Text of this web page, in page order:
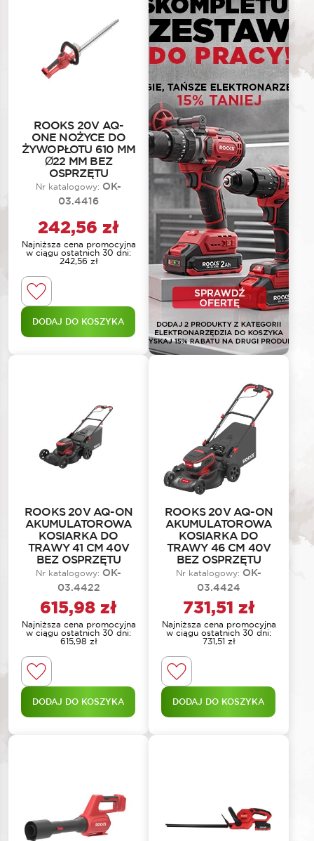
ROOKS 20V AQ-
ONE NOŻYCE DO
ŻYWOPŁOTU 610 MM
Ø22 MM BEZ
OSPRZĘTU
Nr katalogowy: OK-
03.4416
242,56 zł
Najniższa cena promocyjna
w ciągu ostatnich 30 dni:
242,56 zł
DODAJ DO KOSZYKA
ROOKS 20V AQ-ON
AKUMULATOROWA
KOSIARKA DO
TRAWY 41 CM 40V
BEZ OSPRZĘTU
Nr katalogowy: OK-
03.4422
615,98 zł
Najniższa cena promocyjna
w ciągu ostatnich 30 dni:
615,98 zł
DODAJ DO KOSZYKA
ROOKS 20V AQ-ON
AKUMULATOROWA
KOSIARKA DO
TRAWY 46 CM 40V
BEZ OSPRZĘTU
Nr katalogowy: OK-
03.4424
731,51 zł
Najniższa cena promocyjna
w ciągu ostatnich 30 dni:
731,51 zł
DODAJ DO KOSZYKA